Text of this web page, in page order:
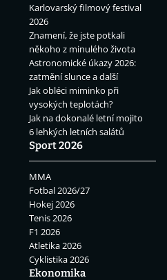
Karlovarský filmový festival
2026
Znamení, že jste potkali
někoho z minulého života
Astronomické úkazy 2026:
zatmění slunce a další
Jak obléci miminko při
vysokých teplotách?
Jak na dokonalé letní mojito
6 lehkých letních salátů
Sport 2026
MMA
Fotbal 2026/27
Hokej 2026
Tenis 2026
F1 2026
Atletika 2026
Cyklistika 2026
Ekonomika